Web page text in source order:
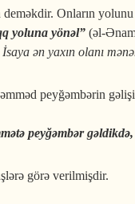
deməkdir. Onların
yoluna yönəl” (əl-
ən yaxın olanı
peyğəmbərin
peyğəmbər
görə verilmişdir.